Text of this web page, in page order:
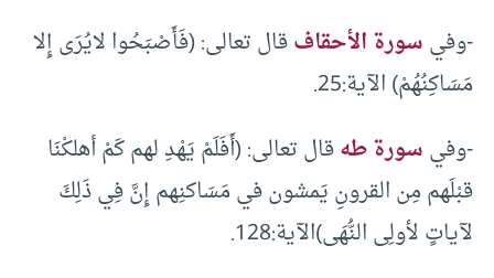
-وفيسورة الأحقافقال تعالى: (فَأَصْبَحُوا لايُرَى إِلا
مَسَاكِنُهُمْ) الآية:25.
-وفيسورة طهقال تعالى: (أَفَلَمْ يَهْدِ لهم كَمْ أهلكْنَا
قبْلَهم مِن القرونِ يَمشون في مَسَاكنِهم إِنَّ فِي ذَلِكَ
لآياتٍ لأولِى النُّهَى)الآية:128.